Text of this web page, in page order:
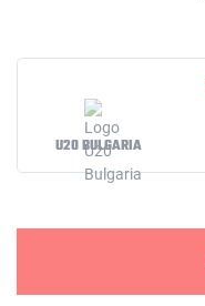
U20 BULGARIA